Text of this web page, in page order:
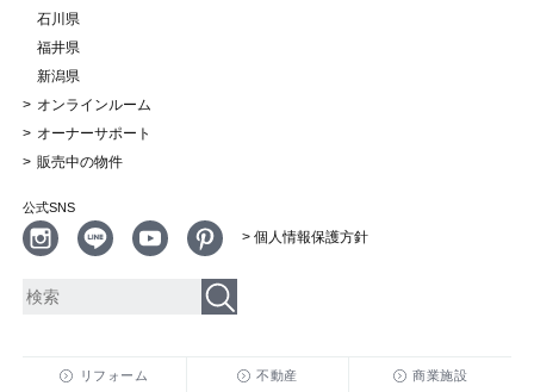
石川県
福井県
新潟県
オンラインルーム
オーナーサポート
販売中の物件
公式SNS
> 個人情報保護方針
リフォーム 不動産 商業施設